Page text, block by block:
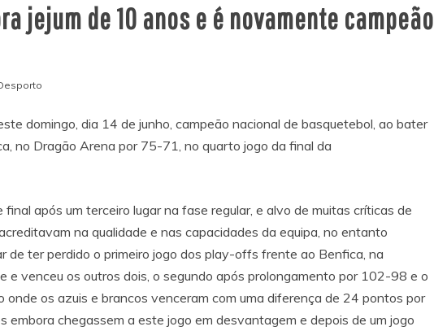
jejum de 10 anos e é novamente campeão
domingo, dia 14 de junho, campeão nacional de basquetebol, ao bater
no Dragão Arena por 75-71, no quarto jogo da final da
após um terceiro lugar na fase regular, e alvo de muitas críticas de
na qualidade e nas capacidades da equipa, no entanto
de ter perdido o primeiro jogo dos play-offs frente ao Benfica, na
e venceu os outros dois, o segundo após prolongamento por 102-98 e o
onde os azuis e brancos venceram com uma diferença de 24 pontos por
embora chegassem a este jogo em desvantagem e depois de um jogo